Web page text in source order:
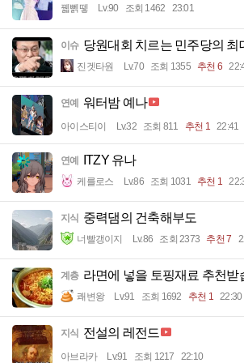
꿻뻵뗗 Lv.90 조회 1462 23:01
이슈 당원대회 치르는 민주당의 최
진겟타원 Lv.70 조회 1355 추천 6
연예 워터밤 예나
아이스티이 Lv.32 조회 811 추천 1 22:41
연예 ITZY 유나
케를로스 Lv.86 조회 1031 추천 1
지식 중력댐의 건축해부도
너빨갱이지 Lv.86 조회 2373 추천 7
계층 라면에 넣을 토핑재료 추천받
쾌변왕 Lv.91 조회 1692 추천 1 22:30
지식 전설의 레전드
아브라카 Lv.91 조회 1217 22:10